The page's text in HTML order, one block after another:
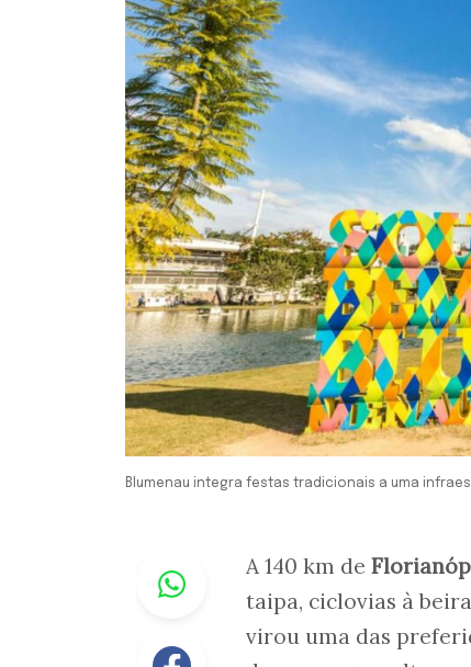
Blumenau integra festas tradicionais a uma
Whastapp
Facebook
A 140 km de
taipa, ciclovias à
virou uma das